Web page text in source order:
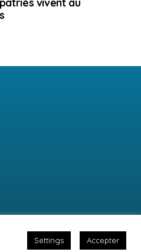
vivent au
Settings Accepter